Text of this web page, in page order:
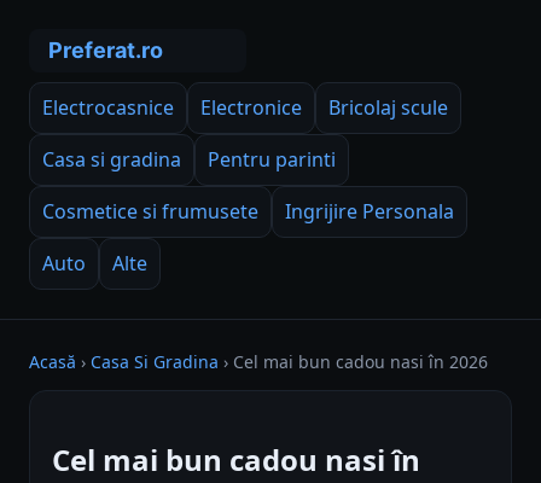
Electrocasnice Electronice
Bricolaj scule
Casa si gradina
Pentru parinti
Cosmetice si frumusete
Ingrijire Personala
Auto
Alte
Acasă › Casa Si Gradina › Cel mai bun cadou nasi în 2026
Cel mai bun cadou nasi în